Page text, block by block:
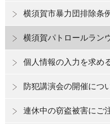
横須賀市暴力団排除条
横須賀パトロールラン
個人情報の入力を求め
防犯講演会の開催につ
連休中の窃盗被害にご